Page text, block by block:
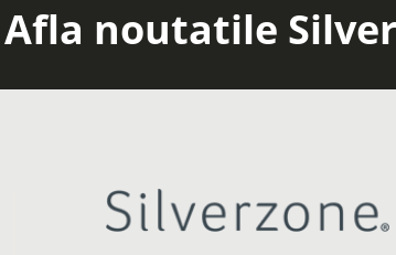
Afla noutatile